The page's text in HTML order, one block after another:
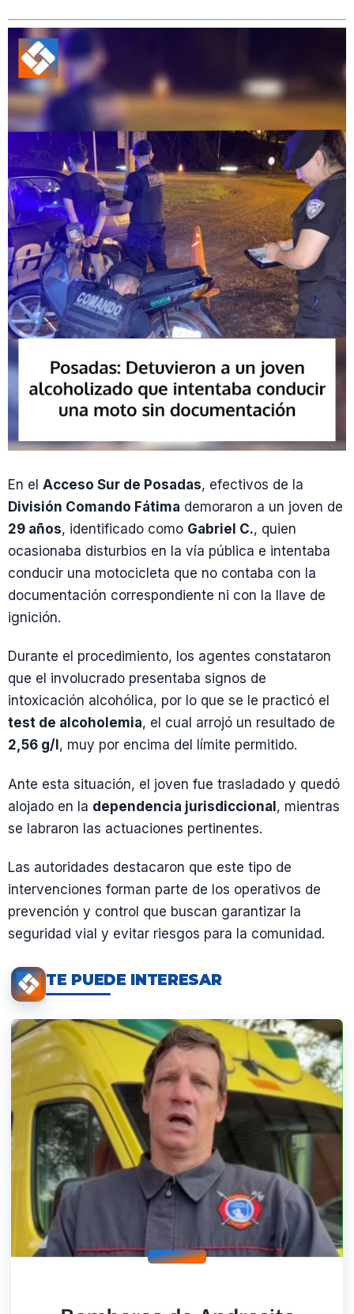
En el Acceso Sur de Posadas, efectivos de la
División Comando Fátima demoraron a un joven de
29 años, identificado como Gabriel C., quien
ocasionaba disturbios en la vía pública e intentaba
conducir una motocicleta que no contaba con la
documentación correspondiente ni con la llave de
ignición.
Durante el procedimiento, los agentes constataron
que el involucrado presentaba signos de
intoxicación alcohólica, por lo que se le practicó el
test de alcoholemia, el cual arrojó un resultado de
2,56 g/l , muy por encima del límite permitido.
Ante esta situación, el joven fue trasladado y quedó
alojado en la dependencia jurisdiccional, mientras
se labraron las actuaciones pertinentes.
Las autoridades destacaron que este tipo de
intervenciones forman parte de los operativos de
prevención y control que buscan garantizar la
seguridad vial y evitar riesgos para la comunidad.
TE PUEDE INTERESAR